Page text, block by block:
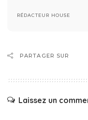
RÉDACTEUR HOUSE
PARTAGER SUR
Laissez un